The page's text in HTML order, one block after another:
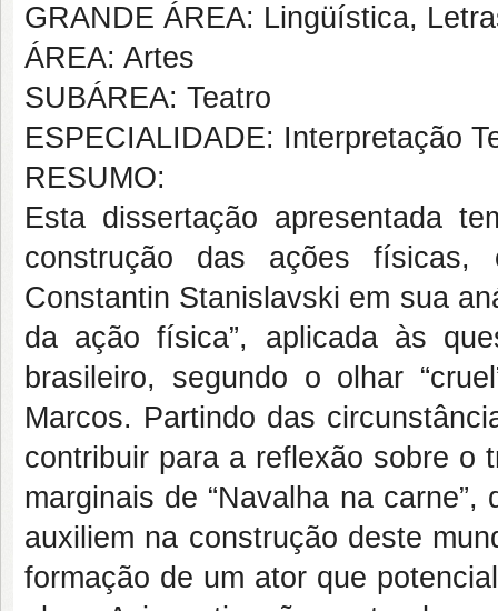
GRANDE ÁREA: Lingüística,
ÁREA: Artes
SUBÁREA: Teatro
ESPECIALIDADE: Interpretação
RESUMO:
Esta dissertação apresentada
construção das ações físicas,
Constantin Stanislavski em sua
da ação física”, aplicada às
brasileiro, segundo o olhar
Marcos. Partindo das
contribuir para a reflexão sobre o
marginais de “Navalha na
auxiliem na construção deste
formação de um ator que